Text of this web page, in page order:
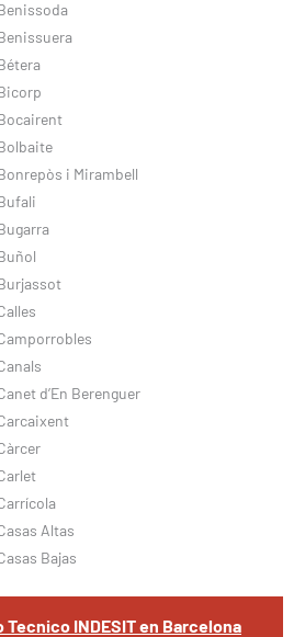
i Mirambell
d’En Berenguer
Altas
Bajas
Tecnico INDESIT en Barcelona